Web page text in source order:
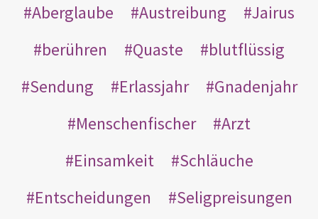
Aberglaube
Austreibung
Jairus
berühren
Quaste
blutflüssig
Sendung
Erlassjahr
Gnadenjahr
Menschenfischer
Arzt
Einsamkeit
Schläuche
Entscheidungen
Seligpreisungen